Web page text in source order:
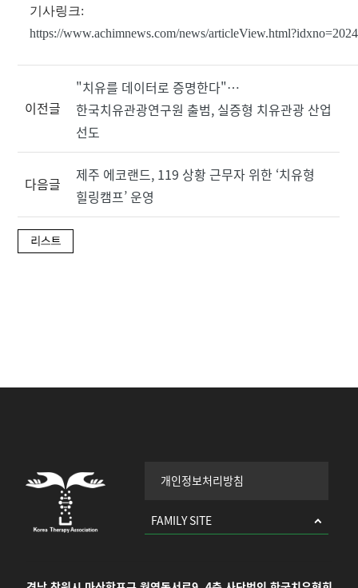
기사링크:
https://www.achimnews.com/news/articleView.html?idxno=2024
이전글
"치유를 데이터로 증명한다"…
한국치유관광연구원 출범, 실증형 치유관광 산업
선도
다음글
제주 에코랜드, 119 상황 근무자 위한 ‘치유형
힐링캠프’ 운영
개인정보처리방침
FAMILY SITE